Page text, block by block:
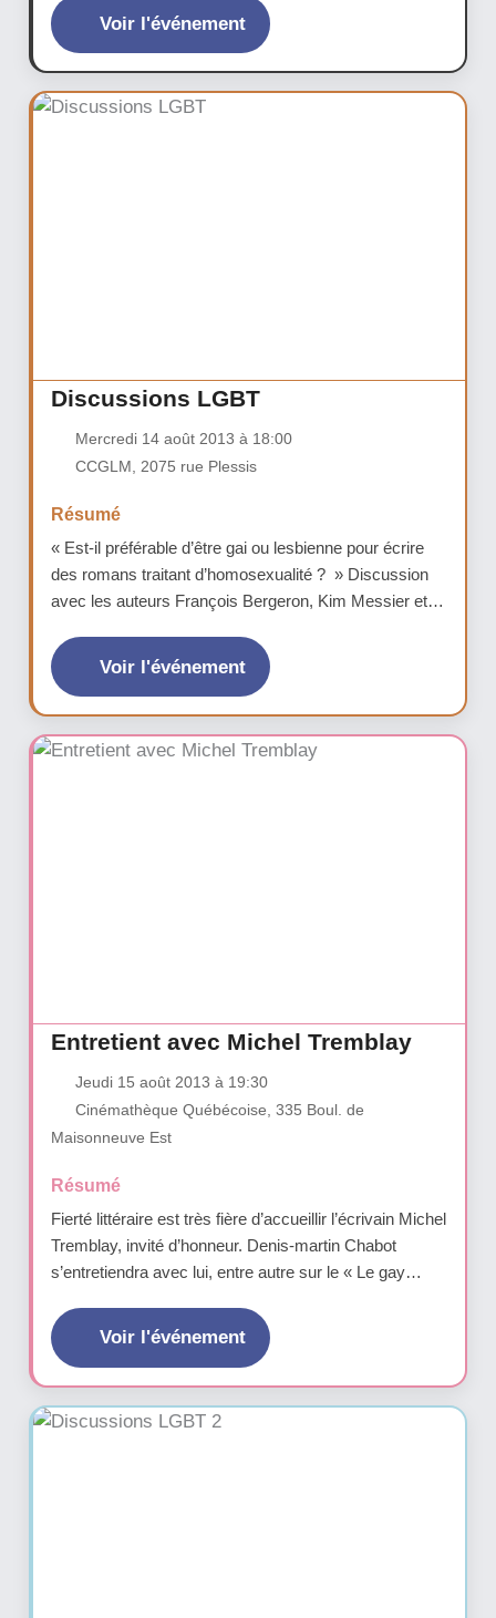
et des textes des auteurs suivants : Françoise Belu,
Janick Belleau, Guilaine...
Voir l'événement
Discussions LGBT
Mercredi 14 août 2013 à 18:00
CCGLM, 2075 rue Plessis
Résumé
« Est-il préférable d’être gai ou lesbienne pour écrire
des romans traitant d’homosexualité ? » Discussion
avec les auteurs François Bergeron, Kim Messier et
Lancement des éditions de Mortagne à 18 h et soirée
littéraire à 19 h 30.
Voir l'événement
Entretient avec Michel Tremblay
Jeudi 15 août 2013 à 19:30
Cinémathèque Québécoise, 335 Boul. de
Maisonneuve Est
Résumé
Fierté littéraire est très fière d’accueillir l’écrivain Michel
Tremblay, invité d’honneur. Denis-martin Chabot
s’entretiendra avec lui, entre autre sur le « Le gay
Leméac. L’invité d’honneur de la Fierté littéraire
répondra ensuite eux questions du public et sera
Voir l'événement